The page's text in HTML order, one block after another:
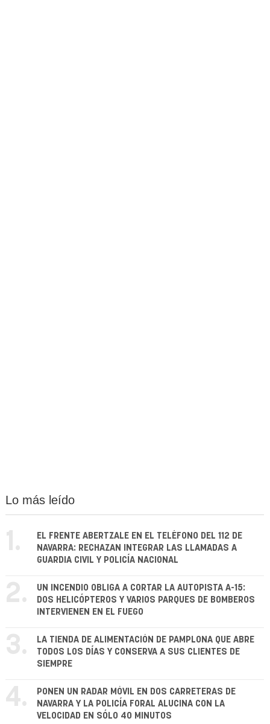
Lo más leído
1.
EL FRENTE ABERTZALE EN EL TELÉFONO DEL 112 DE
NAVARRA: RECHAZAN INTEGRAR LAS LLAMADAS A
GUARDIA CIVIL Y POLICÍA NACIONAL
2.
UN INCENDIO OBLIGA A CORTAR LA AUTOPISTA A-15:
DOS HELICÓPTEROS Y VARIOS PARQUES DE BOMBEROS
INTERVIENEN EN EL FUEGO
3.
LA TIENDA DE ALIMENTACIÓN DE PAMPLONA QUE ABRE
TODOS LOS DÍAS Y CONSERVA A SUS CLIENTES DE
SIEMPRE
4.
PONEN UN RADAR MÓVIL EN DOS CARRETERAS DE
NAVARRA Y LA POLICÍA FORAL ALUCINA CON LA
VELOCIDAD EN SÓLO 40 MINUTOS